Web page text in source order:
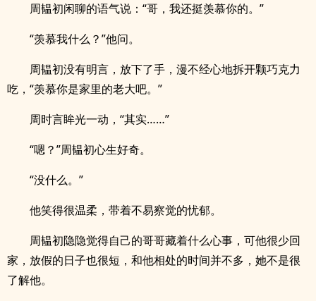
周韫初闲聊的语气说：“哥，我还挺羡慕你的。”
“羡慕我什么？”他问。
周韫初没有明言，放下了手，漫不经心地拆开颗巧克力
吃，“羡慕你是家里的老大吧。”
周时言眸光一动，“其实……”
“嗯？”周韫初心生好奇。
“没什么。”
他笑得很温柔，带着不易察觉的忧郁。
周韫初隐隐觉得自己的哥哥藏着什么心事，可他很少回
家，放假的日子也很短，和他相处的时间并不多，她不是很
了解他。